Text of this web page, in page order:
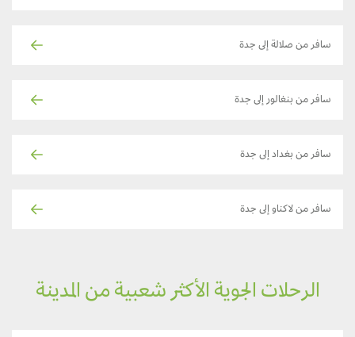
سافر من صلالة إلى جدة
سافر من بنغالور إلى جدة
سافر من بغداد إلى جدة
سافر من لاكناو إلى جدة
الرحلات الجوية الأكثر شعبية من المدينة